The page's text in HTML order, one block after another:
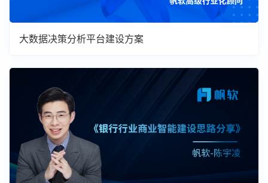
大数据决策分析平台建设方案